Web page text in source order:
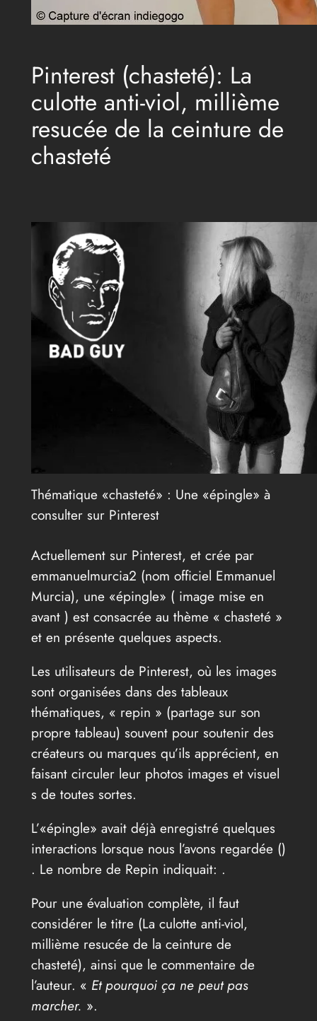
Pinterest (chasteté): La
culotte anti-viol, millième
resucée de la ceinture de
chasteté
Thématique «chasteté» : Une «épingle» à
consulter sur Pinterest
Actuellement sur Pinterest, et crée par
emmanuelmurcia2 (nom officiel Emmanuel
Murcia), une «épingle» ( image mise en
avant ) est consacrée au thème « chasteté »
et en présente quelques aspects.
Les utilisateurs de Pinterest, où les images
sont organisées dans des tableaux
thématiques, « repin » (partage sur son
propre tableau) souvent pour soutenir des
créateurs ou marques qu’ils apprécient, en
faisant circuler leur photos images et visuel
s de toutes sortes.
L’«épingle» avait déjà enregistré quelques
interactions lorsque nous l’avons regardée ()
. Le nombre de Repin indiquait: .
Pour une évaluation complète, il faut
considérer le titre (La culotte anti-viol,
millième resucée de la ceinture de
chasteté), ainsi que le commentaire de
l’auteur. « Et pourquoi ça ne peut pas
marcher. ».